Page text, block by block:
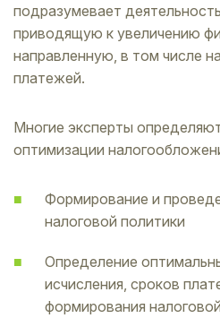
подразумевает
приводящую к увеличению
направленную, в том числе
платежей.
Многие эксперты
оптимизации
Формирование и
налоговой политики
Определение
исчисления, сроков
формирования